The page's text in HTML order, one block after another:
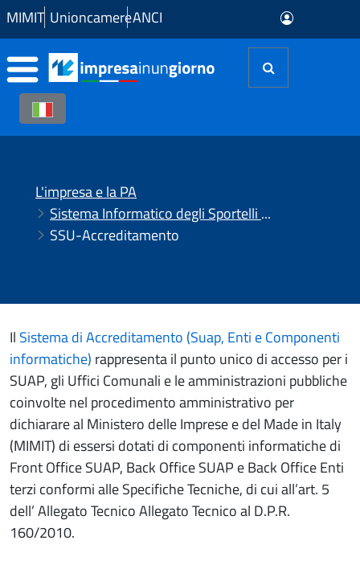
Skip to Main Content
MIMIT UnioncamereANCI
L'impresa e la PA
Sistema Informatico degli Sportelli Unici (SSU)
SSU-Accreditamento
Il Sistema di Accreditamento (Suap, Enti e Componenti
informatiche) rappresenta il punto unico di accesso per i
SUAP, gli Uffici Comunali e le amministrazioni pubbliche
coinvolte nel procedimento amministrativo per
dichiarare al Ministero delle Imprese e del Made in Italy
(MIMIT) di essersi dotati di componenti informatiche di
Front Office SUAP, Back Office SUAP e Back Office Enti
terzi conformi alle Specifiche Tecniche, di cui all’art. 5
dell’ Allegato Tecnico Allegato Tecnico al D.P.R.
160/2010.